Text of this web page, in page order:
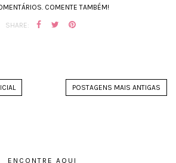
COMENTE TAMBÉM!
SHARE:
POSTAGENS MAIS ANTIGAS
ENCONTRE AQUI